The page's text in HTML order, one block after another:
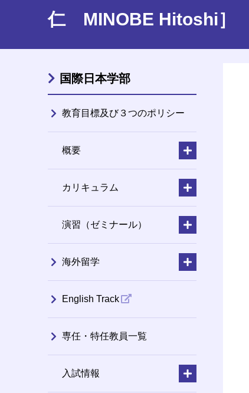
仁 MINOBE Hitoshi］
国際日本学部
教育目標及び３つのポリシー
概要
カリキュラム
演習（ゼミナール）
海外留学
English Track
専任・特任教員一覧
入試情報